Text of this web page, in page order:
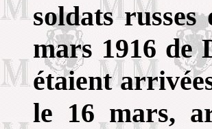
soldats
mars 1916 de
étaient
le 16 mars,